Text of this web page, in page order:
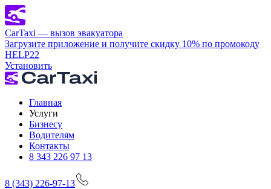
CarTaxi — вызов эвакуатора
Загрузите приложение и получите скидку 10% по промокоду
HELP22
Установить
Главная
Услуги
Бизнесу
Водителям
Контакты
8 343 226 97 13
8 (343) 226-97-13